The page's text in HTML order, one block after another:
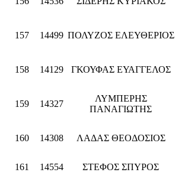
157 14499 ΠΟΛΥΖΟΣ ΕΛΕΥΘΕΡΙΟΣ
158 14129 ΓΚΟΥΦΑΣ ΕΥΑΓΓΕΛΟΣ
159 14327
ΛΥΜΠΕΡΗΣ
ΠΑΝΑΓΙΩΤΗΣ
160 14308 ΛΑΔΑΣ ΘΕΟΔΟΣΙΟΣ
161 14554 ΣΤΕΦΟΣ ΣΠΥΡΟΣ